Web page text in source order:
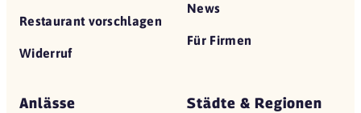
Restaurant vorschlagen
Widerruf
News
Für Firmen
Anlässe Städte & Regionen